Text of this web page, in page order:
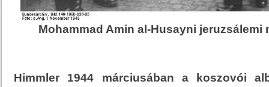
Mohammad Amin al-Husayni jeruzsálemi
Himmler 1944 márciusában a koszovói